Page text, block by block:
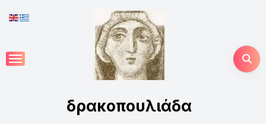
to
δρακοπουλιάδα